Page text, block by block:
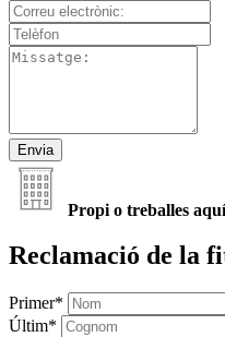
Propi o treballes
Reclamació de la
Primer*
Últim*